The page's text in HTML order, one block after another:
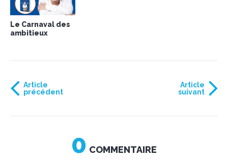
Le Carnaval des
ambitieux
Article
précédent
Article
suivant
0 COMMENTAIRE